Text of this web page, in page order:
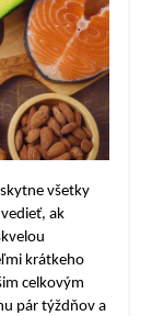
všetky
ak
krátkeho
celkovým
pár týždňov a